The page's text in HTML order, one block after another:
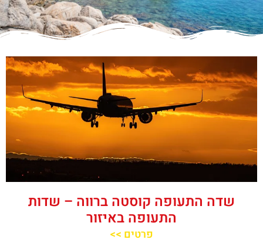
שדה התעופה קוסטה ברווה – שדות
התעופה באיזור
פרטים >>